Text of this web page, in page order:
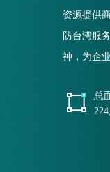
菲律宾服务器
马来西亚服务器
印尼服务器
支付
资源提供
防台湾服
神，为企
总